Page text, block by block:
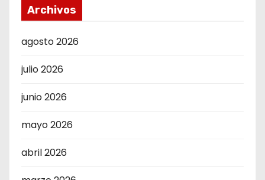
Archivos
agosto 2026
julio 2026
junio 2026
mayo 2026
abril 2026